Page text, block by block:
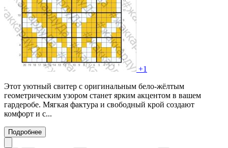
+1
Этот уютный свитер с оригинальным бело-жёлтым
геометрическим узором станет ярким акцентом в вашем
гардеробе. Мягкая фактура и свободный крой создают
комфорт и с...
Подробнее